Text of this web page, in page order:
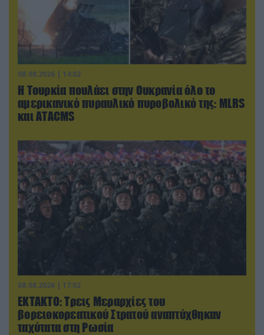
08.08.2026 | 14:02
Η Τουρκία πουλάει στην Ουκρανία όλο το
αμερικανικό πυραυλικό πυροβολικό της: MLRS
και ΑΤΑCMS
08.08.2026 | 17:02
ΕΚΤΑΚΤΟ: Τρεις Μεραρχίες του
βορειοκορεατικού Στρατού αναπτύχθηκαν
ταχύτατα στη Ρωσία